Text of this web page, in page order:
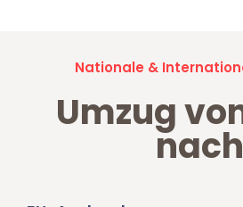
Nationale &
Umzug
nach